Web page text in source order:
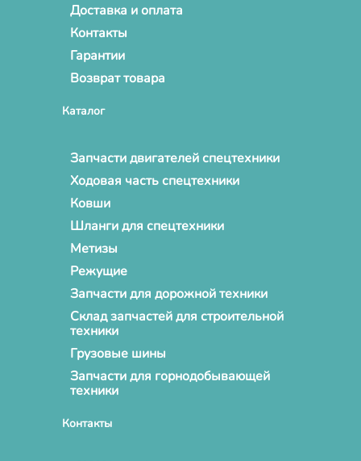
Доставка и оплата
Контакты
Гарантии
Возврат товара
Каталог
Запчасти двигателей спецтехники
Ходовая часть спецтехники
Ковши
Шланги для спецтехники
Метизы
Режущие
Запчасти для дорожной техники
Склад запчастей для строительной
техники
Грузовые шины
Запчасти для горнодобывающей
техники
Контакты